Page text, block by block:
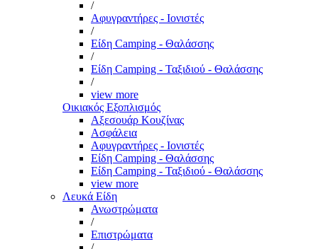
/
Αφυγραντήρες - Ιονιστές
/
Είδη Camping - Θαλάσσης
/
Είδη Camping - Ταξιδιού - Θαλάσσης
/
view more
Οικιακός Εξοπλισμός
Αξεσουάρ Κουζίνας
Ασφάλεια
Αφυγραντήρες - Ιονιστές
Είδη Camping - Θαλάσσης
Είδη Camping - Ταξιδιού - Θαλάσσης
view more
Λευκά Είδη
Ανωστρώματα
/
Επιστρώματα